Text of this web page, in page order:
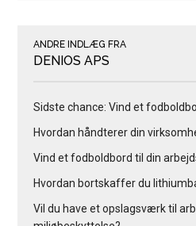
ANDRE INDLÆG FRA
DENIOS APS
Sidste chance: Vind et
Hvordan håndterer din
Vind et fodboldbord til din
Hvordan bortskaffer du
Vil du have et opslagsværk til